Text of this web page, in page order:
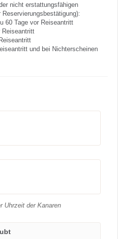
nicht erstattungsfähigen
60 Tage vor Reiseantritt
Reiseantritt
und bei Nichterscheinen
Uhrzeit der Kanaren